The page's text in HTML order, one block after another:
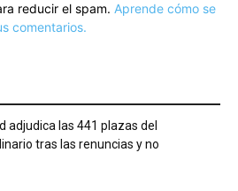
reducir el spam. Aprende cómo se
comentarios.
adjudica las 441 plazas del
tras las renuncias y no